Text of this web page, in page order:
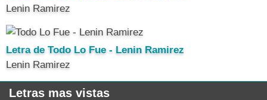
Lenin Ramirez
Letra de Todo Lo Fue - Lenin Ramirez
Lenin Ramirez
Letras mas vistas